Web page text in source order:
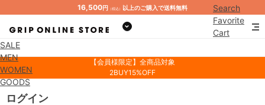
16,500円 （税込） 以上のご購入で送料無料
Search
Favorite
Cart
SALE
MEN
WOMEN
GOODS
【会員様限定】全商品対象
2BUY15%OFF
ログイン